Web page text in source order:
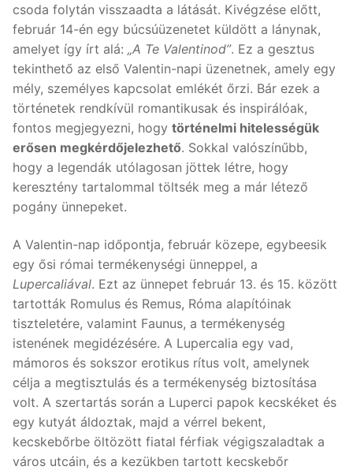
csoda folytán visszaadta a látását. Kivégzése előtt,
február 14-én egy búcsúüzenetet küldött a lánynak,
amelyet így írt alá: „A Te Valentinod”. Ez a gesztus
tekinthető az első Valentin-napi üzenetnek, amely egy
mély, személyes kapcsolat emlékét őrzi. Bár ezek a
történetek rendkívül romantikusak és inspirálóak,
fontos megjegyezni, hogy történelmi hitelességük
erősen megkérdőjelezhető. Sokkal valószínűbb,
hogy a legendák utólagosan jöttek létre, hogy
keresztény tartalommal töltsék meg a már létező
pogány ünnepeket.
A Valentin-nap időpontja, február közepe, egybeesik
egy ősi római termékenységi ünneppel, a
Lupercaliával. Ezt az ünnepet február 13. és 15. között
tartották Romulus és Remus, Róma alapítóinak
tiszteletére, valamint Faunus, a termékenység
istenének megidézésére. A Lupercalia egy vad,
mámoros és sokszor erotikus rítus volt, amelynek
célja a megtisztulás és a termékenység biztosítása
volt. A szertartás során a Luperci papok kecskéket és
egy kutyát áldoztak, majd a vérrel bekent,
kecskebőrbe öltözött fiatal férfiak végigszaladtak a
város utcáin, és a kezükben tartott kecskebőr